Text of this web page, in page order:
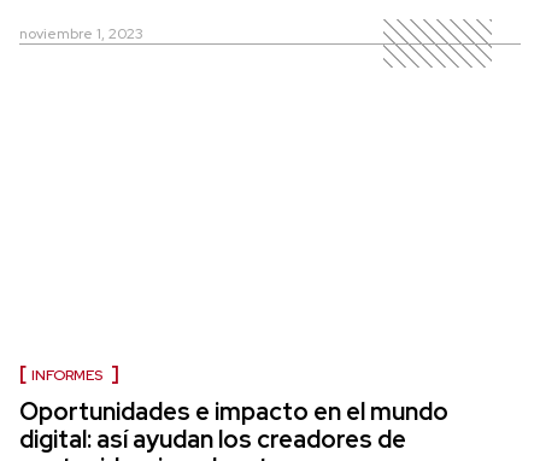
noviembre 1, 2023
INFORMES
Oportunidades e impacto en el mundo
digital: así ayudan los creadores de